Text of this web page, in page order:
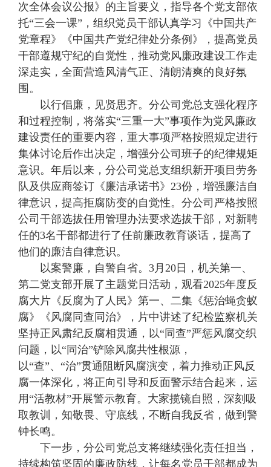
次全体会议公报》的主旨要义，指导各个党支部依
托“三会一课”，组织党员干部认真学习《中国共产
党章程》《中国共产党纪律处分条例》，提高党员
干部遵规守纪的自觉性，推动党风廉政建设工作走
深走实，全面营造风清气正、清朗清爽的良好氛
围。
以行倡廉，见贤思齐。分公司党总支强化程序
和过程控制，将落实“三重一大”事项作为党风廉政
建设责任的重要内容，重大事项严格按照规定进行
集体讨论后作出决定，增强分公司班子的纪律规矩
意识。年后以来，分公司党总支组织新开项目劳务
队及供应商签订《廉洁承诺书》23份，增强廉洁自
律意识，提高拒腐防变的自觉性。分公司严格按照
公司干部选拔任用管理办法要求选拔干部，对新聘
任的3名干部都进行了任前廉政教育谈话，提高了
他们的廉洁自律意识。
以案警廉，自警自省。3月20日，机关第一、
第二党支部开展了主题党日活动，观看2025年度反
腐大片《反腐为了人民》第一、二集《惩治蝇贪蚁
腐》《风腐同查同治》，片中讲述了纪检监察机关
坚持正风肃纪反腐相贯通，以“同查”严惩风腐交织
问题，以“同治”铲除风腐共性根源，
以“查”、“治”贯通阻断风腐演变，着力推动正风反
腐一体深化，将正向引导和反面警示结合起来，运
用“活教材”开展警示教育。大家揽镜自照，深刻吸
取教训，知敬畏、守底线，不断自我反省，做到警
钟长鸣。
下一步，分公司党总支将继续强化责任担当，
持续构筑坚固的廉政防线，让每名党员干部都成为